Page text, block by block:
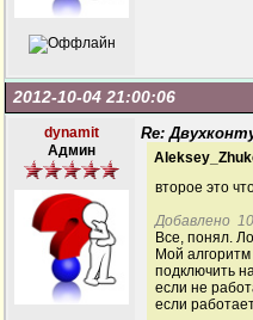
2012-10-04 21:00:06
dynamit
Админ
Re:
второе это
Добавлено
Все, понял.
Мой
подключить
если не
если